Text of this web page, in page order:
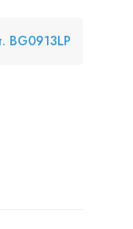
BG0913LP